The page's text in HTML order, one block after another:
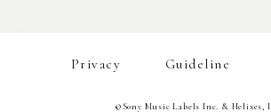
©Sony Music Labels Inc. & Helixes,
Privacy Guideline